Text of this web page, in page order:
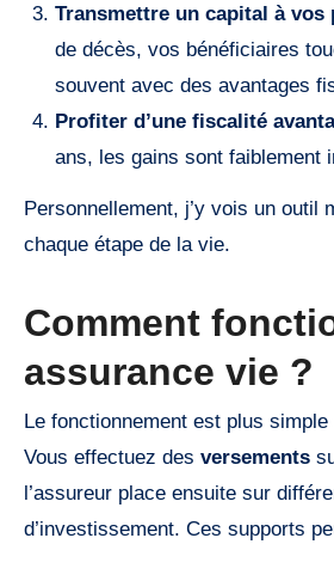
Transmettre un capital à vos
de décès, vos bénéficiaires
souvent avec des avantages
Profiter d’une fiscalité
ans, les gains sont faiblement
Personnellement, j’y vois un outil
chaque étape de la vie.
Comment
assurance vie ?
Le fonctionnement est plus simple
Vous effectuez des versements
l’assureur place ensuite sur
d’investissement. Ces supports